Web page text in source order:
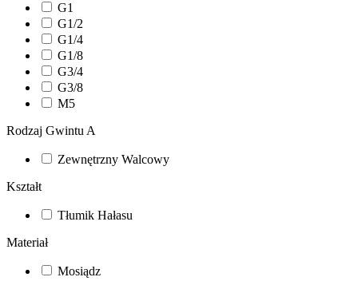
G1
G1/2
G1/4
G1/8
G3/4
G3/8
M5
Rodzaj Gwintu A
Zewnętrzny Walcowy
Kształt
Tłumik Hałasu
Materiał
Mosiądz